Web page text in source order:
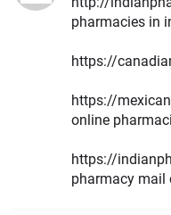
pharmacies in
https://
https://
online
https://
pharmacy mail